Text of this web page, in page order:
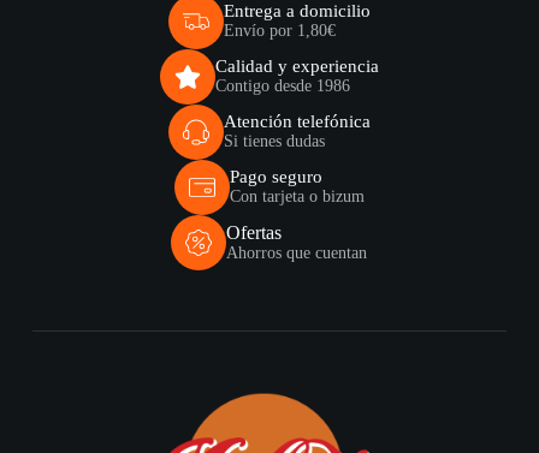
Entrega a domicilio
Envío por 1,80€
Calidad y experiencia
Contigo desde 1986
Atención telefónica
Si tienes dudas
Pago seguro
Con tarjeta o bizum
Ofertas
Ahorros que cuentan